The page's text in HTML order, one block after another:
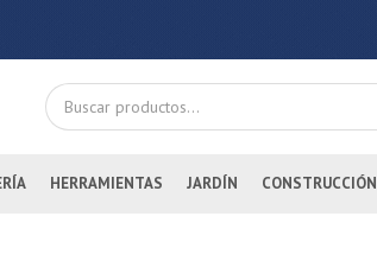
HERRAMIENTAS JARDÍN CONSTRUCCIÓN